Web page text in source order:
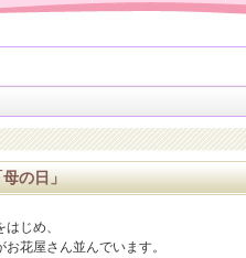
母の日」
じめ、
花屋さん並んでいます。